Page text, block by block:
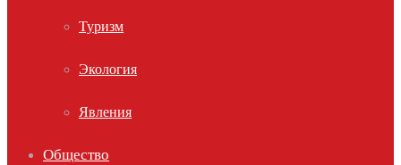
Туризм
Экология
Явления
Общество